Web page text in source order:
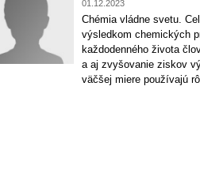
01.12.2023
Chémia vládne svetu.
výsledkom chemických
každodenného života
a aj zvyšovanie ziskov
väčšej miere používajú